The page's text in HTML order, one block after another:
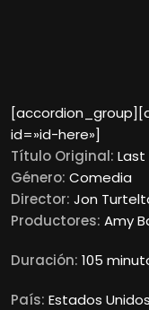
id=»id-here»]
Título Original: Last
Género: Comedia
Director: Jon
Productores: Amy
Duración: 105
País: Estados Unidos